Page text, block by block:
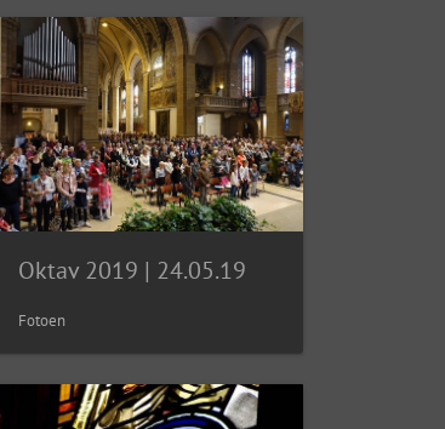
Oktav 2019 | 24.05.19
Fotoen